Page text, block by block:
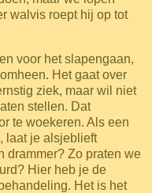
walvis roept hij op tot
voor het slapengaan,
Het gaat over
ziek, maar wil niet
stellen. Dat
te woekeren. Als een
laat je alsjeblieft
drammer? Zo praten we
Hier heb je de
Het is het